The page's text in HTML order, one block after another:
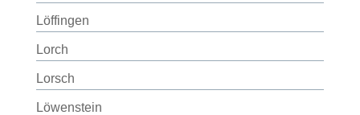
Löffingen
Lorch
Lorsch
Löwenstein